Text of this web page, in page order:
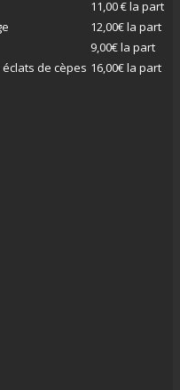
11,00 € la part
12,00€ la part
9,00€ la part
de cèpes 16,00€ la part